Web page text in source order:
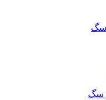
سگ
سگ